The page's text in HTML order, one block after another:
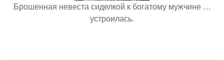
Брошенная невеста сиделкой к богатому мужчине …
устроилась.